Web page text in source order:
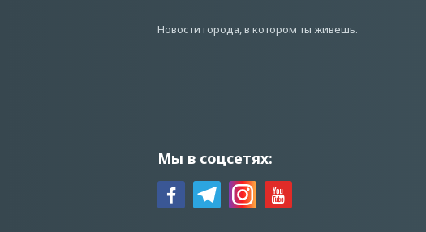
Новости города, в котором ты живешь.
Мы в соцсетях: